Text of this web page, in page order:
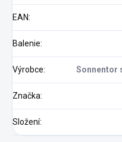
EAN:
Balenie:
Výrobce: Sonnentor
Značka:
Složení: